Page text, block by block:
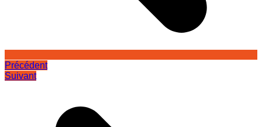
Précédent
Suivant